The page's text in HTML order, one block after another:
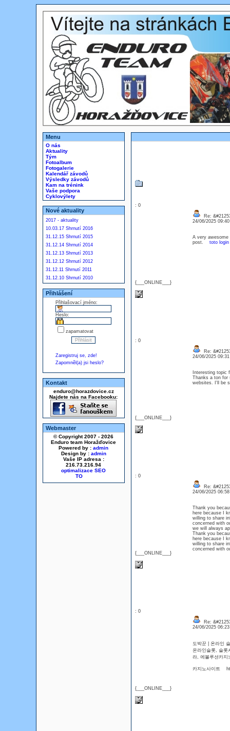
Menu
O nás
Aktuality
Tým
Fotoalbum
Fotogalerie
Kalendář závodů
Výsledky závodů
Kam na trénink
Vaše podpora
Cyklovýlety
Nové aktuality
2017 - aktuality
10.03.17 Shrnutí 2016
31.12.15 Shrnutí 2015
31.12.14 Shrnutí 2014
31.12.13 Shrnutí 2013
31.12.12 Shrnutí 2012
31.12.11 Shrnutí 2011
31.12.10 Shrnutí 2010
Přihlášení
Přihlašovací jméno:
Heslo:
zapamatovat
Zaregistruj se, zde!
Zapomněl(a) jsi heslo?
Kontakt
enduro@horazdovice.cz
Najdete nás na Facebooku:
Webmaster
© Copyright 2007 - 2026
Enduro team Horažďovice
Powered by : admin
Design by : admin
Vaše IP adresa :
216.73.216.94
optimalizace SEO
: 0
{___ONLINE___}
Re:
24/06/2025
A very awesome
post. toto login
: 0
{___ONLINE___}
Re:
24/06/2025
Interesting topic
Thanks a ton for
websites. I'll be
: 0
{___ONLINE___}
Re:
24/06/2025
Thank you
here because I
willing to share
concerned
we will always
Thank you
here because I
willing to share
concerned
: 0
{___ONLINE___}
Re:
24/06/2025
도박꾼 | 온라
온라인슬롯, 슬롯
라, 에볼루션
카지노사이트